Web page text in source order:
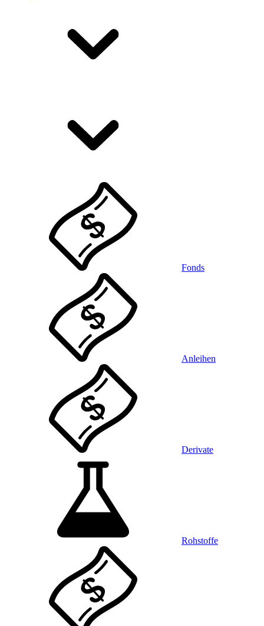
Fonds
Anleihen
Derivate
Rohstoffe